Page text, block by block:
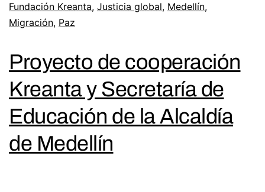
Fundación Kreanta, Justicia global, Medellín,
Migración, Paz
Proyecto de cooperación
Kreanta y Secretaría de
Educación de la Alcaldía
de Medellín